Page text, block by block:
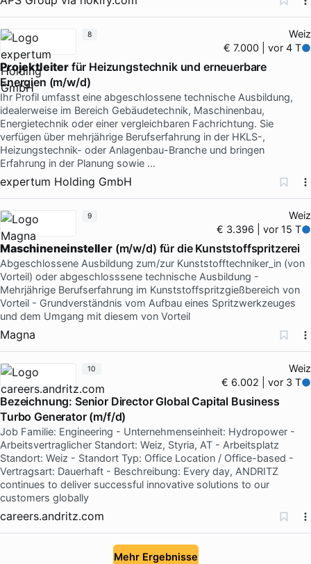
Weiz
€ 7.000 | vor 4 T
Projektleiterfür Heizungstechnik und erneuerbare
Energien (m/w/d)
Ihr Profil umfasst eine abgeschlossene technische Ausbildung,
idealerweise im Bereich Gebäudetechnik, Maschinenbau,
Energietechnik oder einer vergleichbaren Fachrichtung. Sie
verfügen über mehrjährige Berufserfahrung in der HKLS-,
Heizungstechnik- oder Anlagenbau-Branche und bringen
Erfahrung in der Planung sowie …
expertum Holding GmbH
8
Weiz
€ 3.396 | vor 15 T
Maschineneinsteller(m/w/d) für die Kunststoffspritzerei
Abgeschlossene Ausbildung zum/zur Kunststofftechniker_in (von
Vorteil) oder abgeschlosssene technische Ausbildung -
Mehrjährige Berufserfahrung im Kunststoffspritzgießbereich von
Vorteil - Grundverständnis vom Aufbau eines Spritzwerkzeuges
und dem Umgang mit diesem von Vorteil
Magna
9
Weiz
€ 6.002 | vor 3 T
Bezeichnung: Senior Director Global Capital Business
Turbo Generator (m/f/d)
Job Familie: Engineering - Unternehmenseinheit: Hydropower -
Arbeitsvertraglicher Standort: Weiz, Styria, AT - Arbeitsplatz
Standort: Weiz - Standort Typ: Office Location / Office-based -
Vertragsart: Dauerhaft - Beschreibung: Every day, ANDRITZ
continues to deliver successful innovative solutions to our
customers globally
careers.andritz.com
10
Mehr Ergebnisse